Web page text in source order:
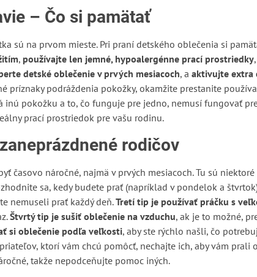
– Čo si pamätať
sú na prvom mieste. Pri praní detského oblečenia si
, používajte len jemné, hypoalergénne prací prostriedky,
detské oblečenie v prvých mesiacoch, a aktivujte extra
príznaky podráždenia pokožky, okamžite prestanite
inú pokožku a to, čo funguje pre jedno, nemusí fungovať
prací prostriedok pre vašu rodinu.
rodičov
časovo náročné, najmä v prvých mesiacoch. Tu sú
sa, kedy budete prať (napríklad v pondelok a
nemuseli prať každý deň.Tretí tip je používať práčku s
Štvrtý tip je sušiť oblečenie na vzduchu, ak je to možné,
si oblečenie podľa veľkosti, aby ste rýchlo našli, čo
ktorí vám chcú pomôcť, nechajte ich, aby vám prali
takže nepodceňujte pomoc iných.